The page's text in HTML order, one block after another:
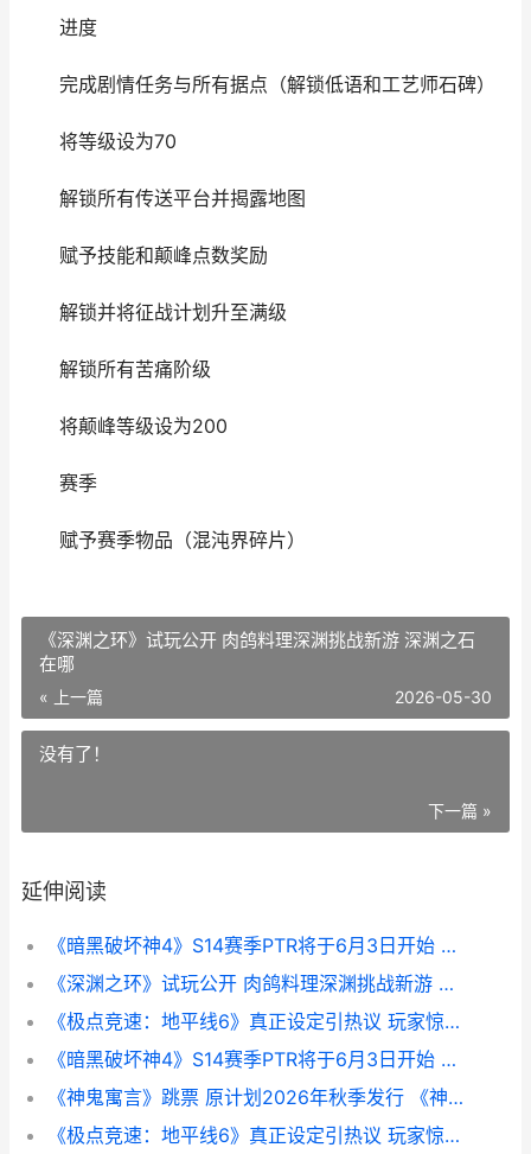
进度
完成剧情任务与所有据点（解锁低语和工艺师石碑）
将等级设为70
解锁所有传送平台并揭露地图
赋予技能和颠峰点数奖励
解锁并将征战计划升至满级
解锁所有苦痛阶级
将颠峰等级设为200
赛季
赋予赛季物品（混沌界碎片）
《深渊之环》试玩公开 肉鸽料理深渊挑战新游 深渊之石
在哪
« 上一篇 2026-05-30
没有了！
下一篇 »
延伸阅读
《暗黑破坏神4》S14赛季PTR将于6月3日开始 暗黑破坏神4职业
《深渊之环》试玩公开 肉鸽料理深渊挑战新游 深渊之石在哪
《极点竞速：地平线6》真正设定引热议 玩家惊叹轮胎磨损太过真正 极点俱乐部位置
《暗黑破坏神4》S14赛季PTR将于6月3日开始 暗黑破坏神4国服
《神鬼寓言》跳票 原计划2026年秋季发行 《神鬼寓言3》
《极点竞速：地平线6》真正设定引热议 玩家惊叹轮胎磨损太过真正 极点地图